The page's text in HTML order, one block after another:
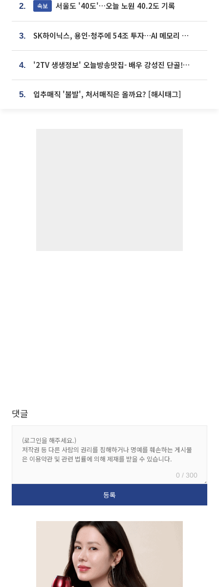
2. 속보 서울도 '40도'…오늘 노원 40.2도 기록
3. SK하이닉스, 용인·청주에 54조 투자…AI 메모리 생산기지 키운다
4. '2TV 생생정보' 오늘방송맛집- 배우 강성진 단골! 쌀국수ㆍ푸팟퐁 커리 맛집 '블○○○'
5. 입추매직 '불발', 처서매직은 올까요? [해시태그]
댓글
0 / 300